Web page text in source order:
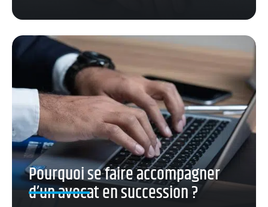
Pourquoi se faire accompagner
d’un avocat en succession ?